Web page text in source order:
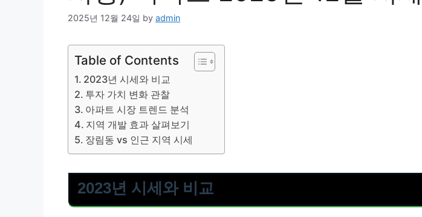
2025년 12월 24일 by admin
Table of Contents
2023년 시세와 비교
투자 가치 변화 관찰
아파트 시장 트렌드 분석
지역 개발 효과 살펴보기
장림동 vs 인근 지역 시세
2023년 시세와 비교